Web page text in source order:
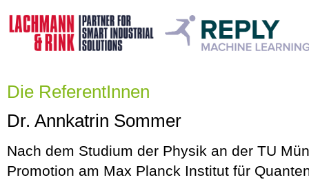
Die ReferentInnen
Dr. Annkatrin Sommer
Nach dem Studium der Physik an der TU
Promotion am Max Planck Institut für